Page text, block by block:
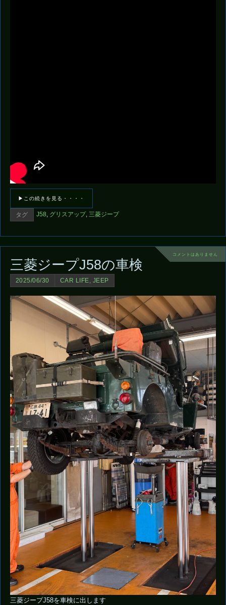
▶この続きを見る・・・・
タグ J58, グリスアップ, 三菱ジープ
コメントはありません
三菱ジープJ58の車検
2025/06/30 CAR LIFE JEEP
三菱ジープJ58を車検に出します